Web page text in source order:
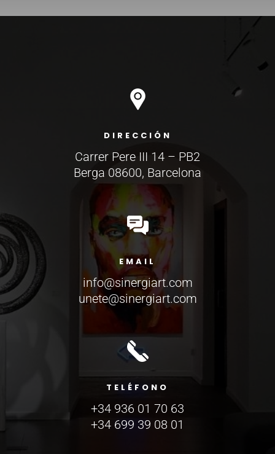
DIRECCIÓN
Carrer Pere III 14 – PB2
Berga 08600, Barcelona
EMAIL
info@sinergiart.com
unete@sinergiart.com
TELÉFONO
+34 936 01 70 63
+34 699 39 08 01